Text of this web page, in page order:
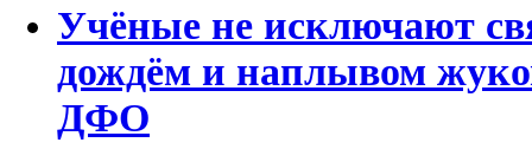
Учёные не исключают
дождём и наплывом
ДФО